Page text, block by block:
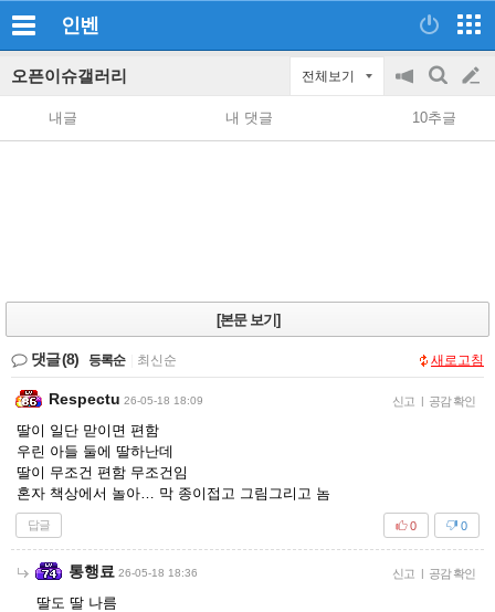
인벤
오픈이슈갤러리 전체보기
공
지
on/off
검
색
글
쓰
내글 내 댓글 10추글
[본문 보기]
댓글(8) 등록순 최신순 새로고침
Respectu 26-05-18 18:09 신고 | 공감 확인
딸이 일단 맏이면 편함
우린 아들 둘에 딸하난데
딸이 무조건 편함 무조건임
혼자 책상에서 놀아… 막 종이접고 그림그리고 놈
답글 0
0
통행료 26-05-18 18:36 신고 | 공감 확인
딸도 딸 나름